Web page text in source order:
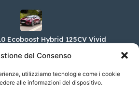
del Consenso
utilizziamo tecnologie come i cookie
alle informazioni del dispositivo.
Ecoboost Hybrid 125CV Vivid
Ruby Edition Aut
33.700,00 €